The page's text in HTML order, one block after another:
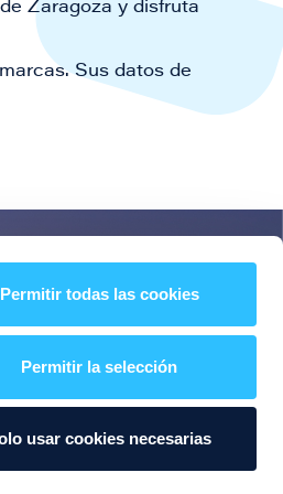
Permitir todas las cookies
Permitir la selección
usar cookies necesarias
Zaragoza y disfruta
Sus datos de